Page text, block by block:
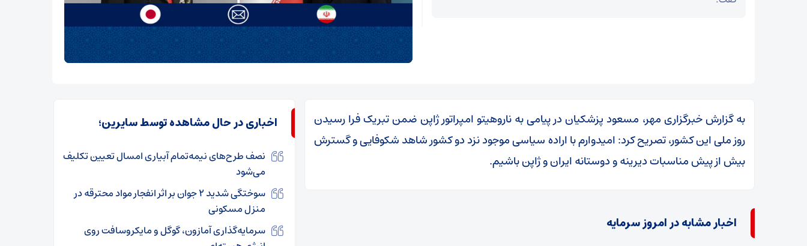
به گزارش خبرگزاری مهر، مسعود پزشکیان در پیامی به ناروهیتو امپراتور ژاپن ضمن تبریک فرا رسیدن
روز ملی این کشور، تصریح کرد: امیدوارم با اراده سیاسی موجود نزد دو کشور شاهد شکوفایی و گسترش
بیش از پیش مناسبات دیرینه و دوستانه ایران و ژاپن باشیم.
اخبار مشابه در امروز سرمایه
اخباری در حال مشاهده توسط سایرین؛
نصف طرح‌های نیمه‌تمام آبیاری امسال تعیین تکلیف
می‌شود
سوختگی شدید ۲ جوان بر اثر انفجار مواد محترقه در
منزل مسکونی
سرمایه‌گذاری آمازون، گوگل و مایکروسافت روی